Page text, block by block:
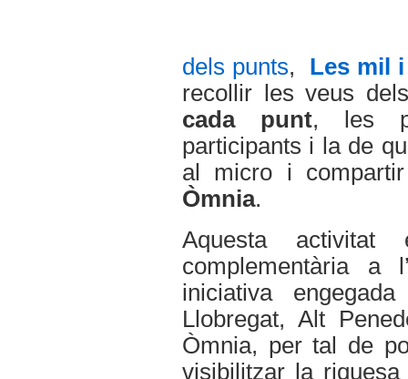
dels punts, Les mil
recollir les veus
cada punt, les
participants i la de
al micro i
Òmnia.
Aquesta
complementària a
iniciativa
Llobregat, Alt
Òmnia, per tal de
visibilitzar la